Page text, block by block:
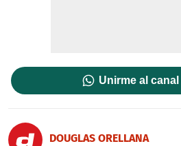
Unirme al
DOUGLAS ORELLANA